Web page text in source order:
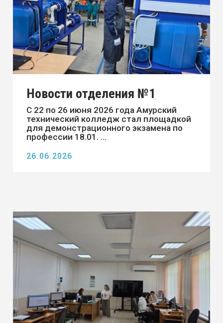
На первом отделении Амурского
технического колледжа прошла
благотворительная акция «Тепло
сердец - в миски бездомных жив ...
25.06.2026
30.07.2026